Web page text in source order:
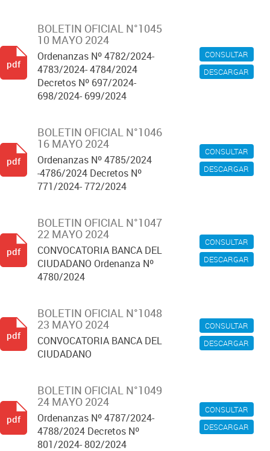
CONSULTAR
DESCARGAR
BOLETIN OFICIAL N°1045
10 MAYO 2024
Ordenanzas Nº 4782/2024-
4783/2024- 4784/2024
Decretos Nº 697/2024-
698/2024- 699/2024
pdf
CONSULTAR
DESCARGAR
BOLETIN OFICIAL N°1046
16 MAYO 2024
Ordenanzas Nº 4785/2024
-4786/2024 Decretos Nº
771/2024- 772/2024
pdf
CONSULTAR
DESCARGAR
BOLETIN OFICIAL N°1047
22 MAYO 2024
CONVOCATORIA BANCA DEL
CIUDADANO Ordenanza Nº
4780/2024
pdf
CONSULTAR
DESCARGAR
BOLETIN OFICIAL N°1048
23 MAYO 2024
CONVOCATORIA BANCA DEL
CIUDADANO
pdf
CONSULTAR
DESCARGAR
BOLETIN OFICIAL N°1049
24 MAYO 2024
Ordenanzas Nº 4787/2024-
4788/2024 Decretos Nº
801/2024- 802/2024
pdf